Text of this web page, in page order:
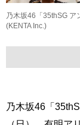
乃木坂46「35thSG
(KENTA Inc.)
乃木坂46「